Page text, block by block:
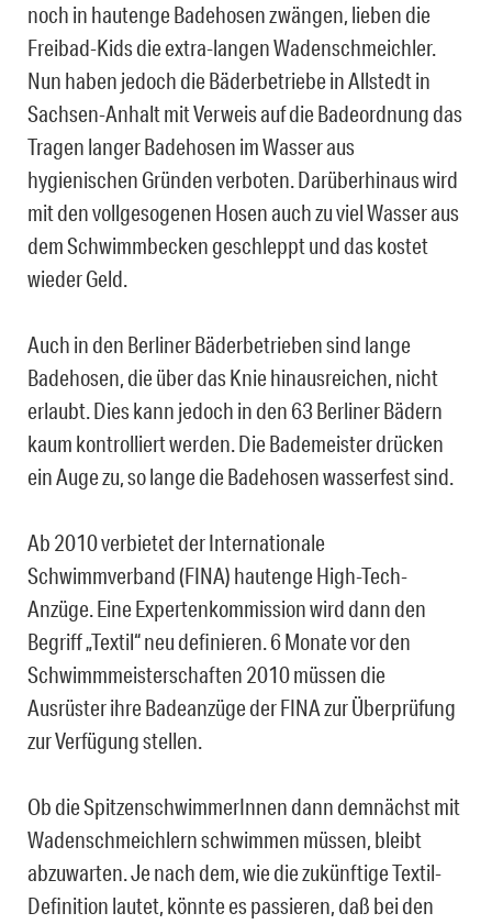
noch in hautenge Badehosen zwängen, lieben die
Freibad-Kids die extra-langen Wadenschmeichler.
Nun haben jedoch die Bäderbetriebe in Allstedt in
Sachsen-Anhalt mit Verweis auf die Badeordnung das
Tragen langer Badehosen im Wasser aus
hygienischen Gründen verboten. Darüberhinaus wird
mit den vollgesogenen Hosen auch zu viel Wasser aus
dem Schwimmbecken geschleppt und das kostet
wieder Geld.
Auch in den Berliner Bäderbetrieben sind lange
Badehosen, die über das Knie hinausreichen, nicht
erlaubt. Dies kann jedoch in den 63 Berliner Bädern
kaum kontrolliert werden. Die Bademeister drücken
ein Auge zu, so lange die Badehosen wasserfest sind.
Ab 2010 verbietet der Internationale
Schwimmverband (FINA) hautenge High-Tech-
Anzüge. Eine Expertenkommission wird dann den
Begriff „Textil“ neu definieren. 6 Monate vor den
Schwimmmeisterschaften 2010 müssen die
Ausrüster ihre Badeanzüge der FINA zur Überprüfung
zur Verfügung stellen.
Ob die SpitzenschwimmerInnen dann demnächst mit
Wadenschmeichlern schwimmen müssen, bleibt
abzuwarten. Je nach dem, wie die zukünftige Textil-
Definition lautet, könnte es passieren, daß bei den